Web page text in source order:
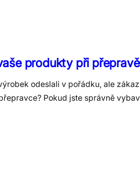
produkty při přepravě
odeslali v pořádku, ale
Pokud jste správně